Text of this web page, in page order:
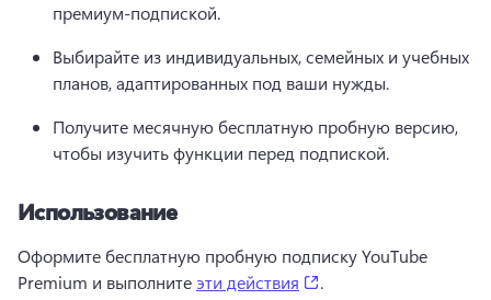
премиум-подпиской.
Выбирайте из индивидуальных, семейных и учебных
планов, адаптированных под ваши нужды.
Получите месячную бесплатную пробную версию,
чтобы изучить функции перед подпиской.
Использование
Оформите бесплатную пробную подписку YouTube
Premium и выполните эти действия .